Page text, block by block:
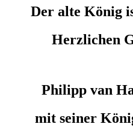
Der alte König
Herzlichen
Philipp van
mit seiner